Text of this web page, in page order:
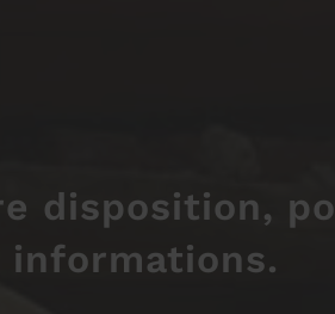
disposition,
informations.